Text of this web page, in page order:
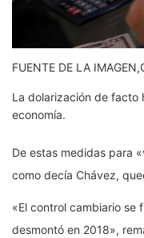
FUENTE DE LA IMAGEN,
La dolarización de facto
economía.
De estas medidas para
como decía Chávez,
«El control cambiario se
desmontó en 2018»,